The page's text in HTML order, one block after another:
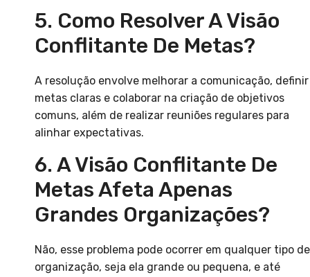
5. Como Resolver A Visão
Conflitante De Metas?
A resolução envolve melhorar a comunicação, definir
metas claras e colaborar na criação de objetivos
comuns, além de realizar reuniões regulares para
alinhar expectativas.
6. A Visão Conflitante De
Metas Afeta Apenas
Grandes Organizações?
Não, esse problema pode ocorrer em qualquer tipo de
organização, seja ela grande ou pequena, e até